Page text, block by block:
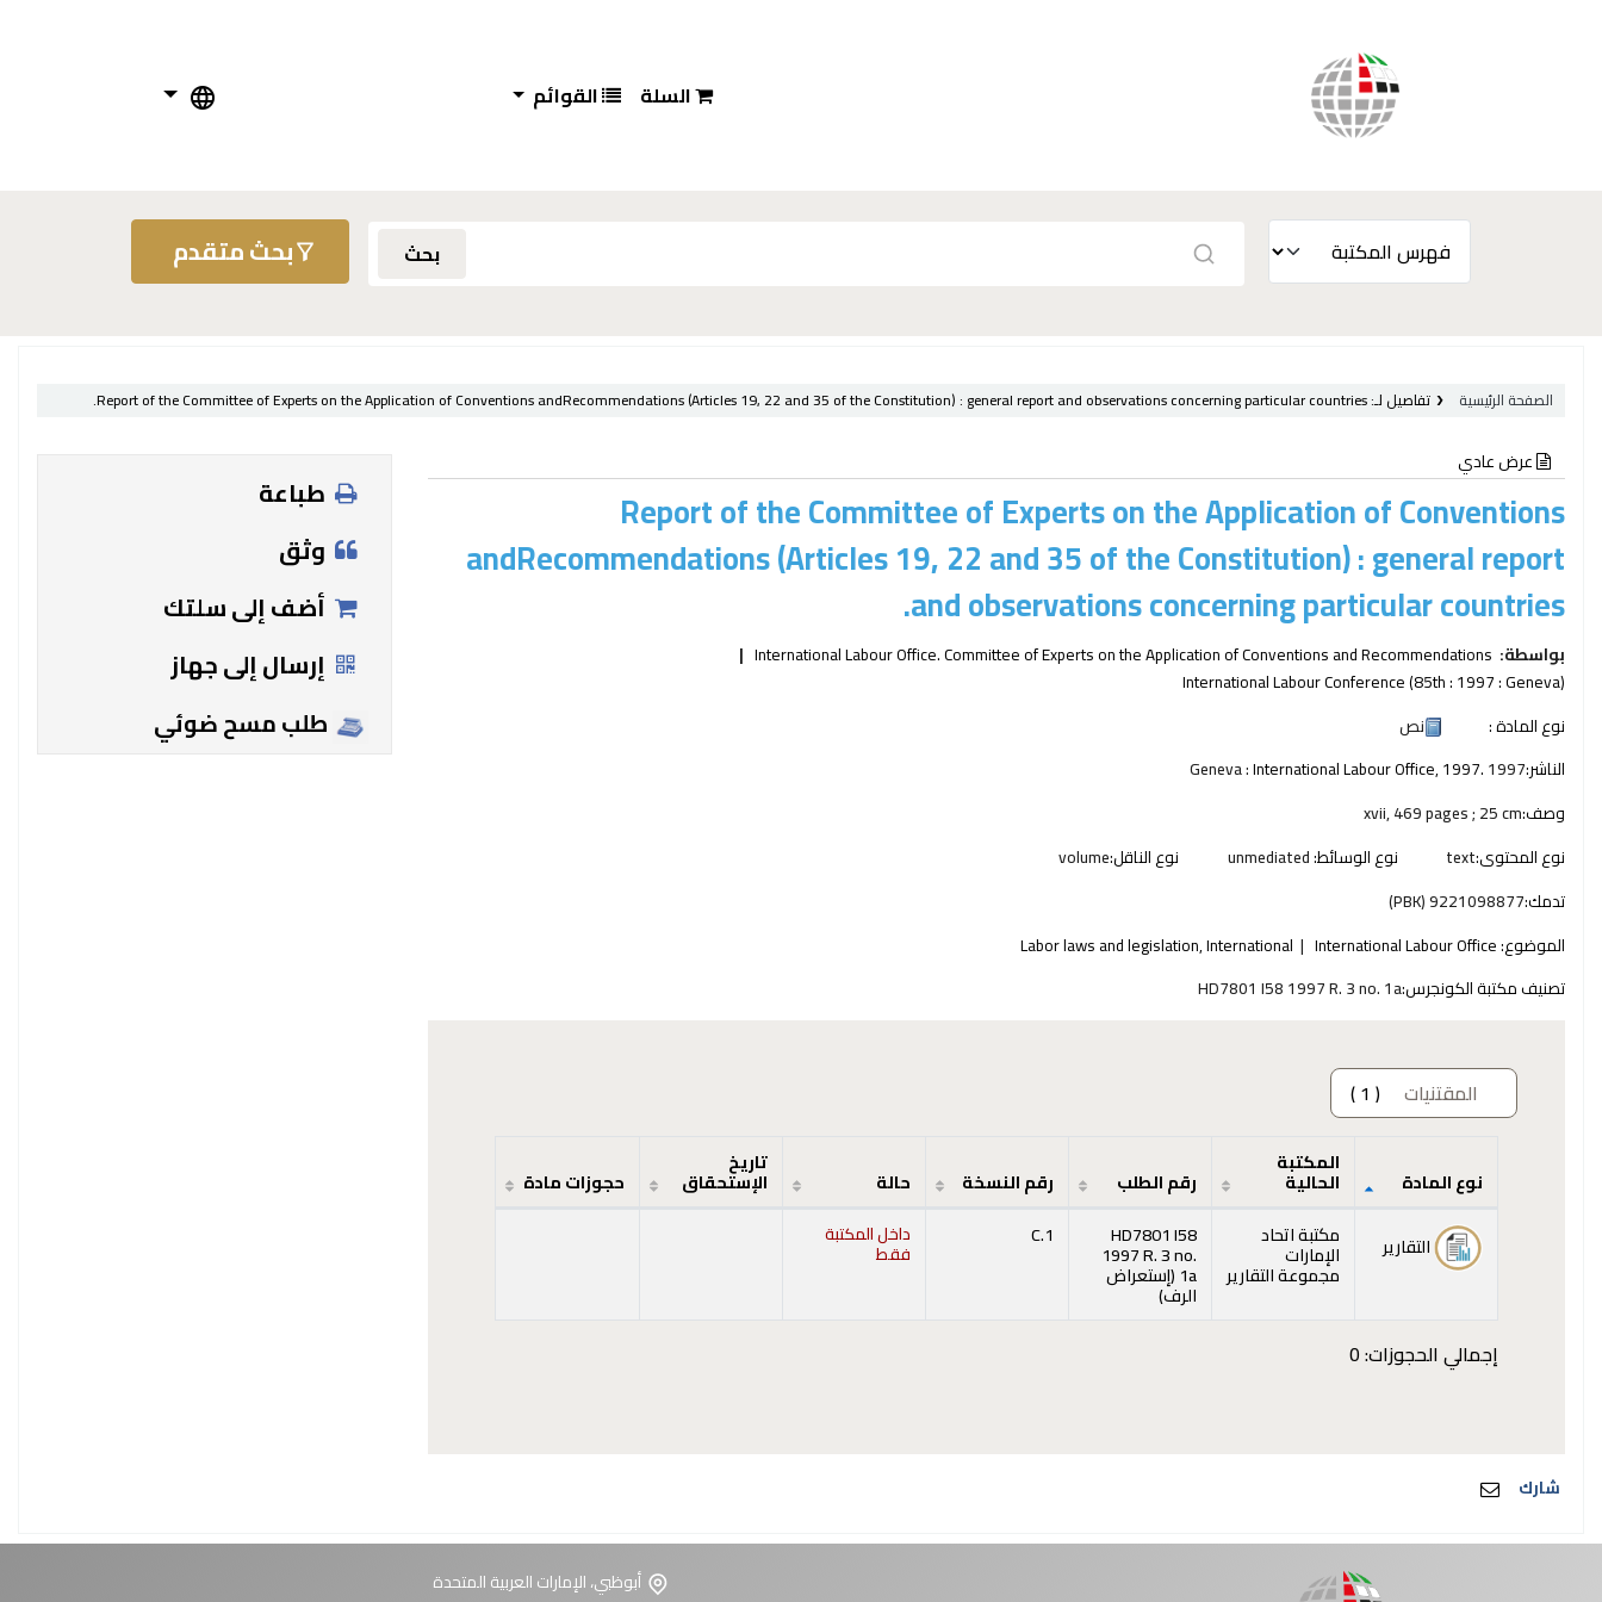
السلة القوائم
بحث بحث متقدم
الصفحة الرئيسية تفاصيل لـ: Report of the Committee of Experts on the Application of Conventions andRecommendations (Articles 19, 22 and 35 of the Constitution) : general report and observations concerning particular countries.
عرض عادي
Report of the Committee of Experts on the Application of Conventions
andRecommendations (Articles 19, 22 and 35 of the Constitution) : general report
and observations concerning particular countries.
بواسطة: International Labour Office. Committee of Experts on the Application of Conventions and Recommendations
International Labour Conference (85th : 1997 : Geneva)
نوع المادة :
نص
الناشر:
Geneva :International Labour Office, 1997.1997
وصف:xvii, 469 pages ; 25 cm
نوع المحتوى:text نوع الوسائط:unmediated نوع الناقل:volume
تدمك:9221098877 (PBK)
الموضوع:International Labour Office
Labor laws and legislation, International
تصنيف مكتبة الكونجرس:HD7801 I58 1997 R. 3 no. 1a
المقتنيات ( 1 )
المقتنيات
نوع المادة
المكتبة
الحالية رقم الطلب رقم النسخة حالة
تاريخ
الإستحقاق
حجوزات مادة
التقارير
مكتبة اتحاد
الإمارات
مجموعة التقارير
HD7801 I58
1997 R. 3 no.
1a ( إستعراض
الرف(يفتح أدناه)
)
C.1 داخل المكتبة
فقط
إجمالي الحجوزات: 0
طباعة
وثق
أضف إلى سلتك
إرسال إلى جهاز
طلب مسح ضوئي
شارك
أبوظبي، الإمارات العربية المتحدة